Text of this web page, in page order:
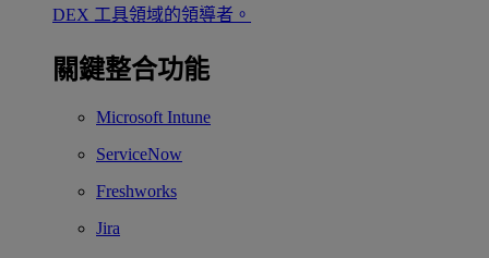
DEX 工具領域的領導者。
關鍵整合功能
Microsoft Intune
ServiceNow
Freshworks
Jira